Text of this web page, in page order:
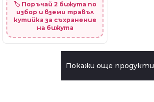
🏷️ Поръчай 2 бижута по
избор и вземи травъл
кутийка за съхранение
на бижута
Покажи още продукти